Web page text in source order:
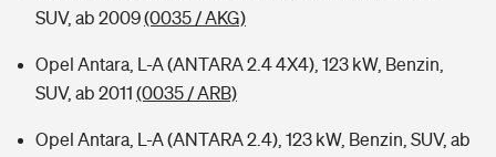
SUV, ab 2009(0035 / AKG)
Opel Antara, L-A (ANTARA 2.4 4X4), 123 kW, Benzin,
SUV, ab 2011 (0035 / ARB)
Opel Antara, L-A (ANTARA 2.4), 123 kW, Benzin, SUV, ab